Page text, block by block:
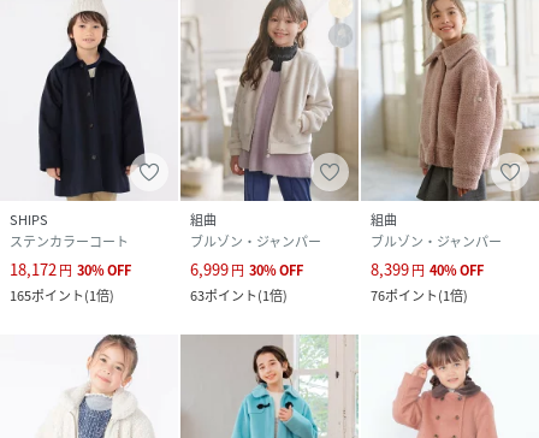
SHIPS
ステンカラーコート
18,172円 30%OFF
165ポイント(1倍)
組曲
ブルゾン・ジャンパー
6,999円 30%OFF
63ポイント(1倍)
組曲
ブルゾン・ジャンパー
8,399円 40%OFF
76ポイント(1倍)